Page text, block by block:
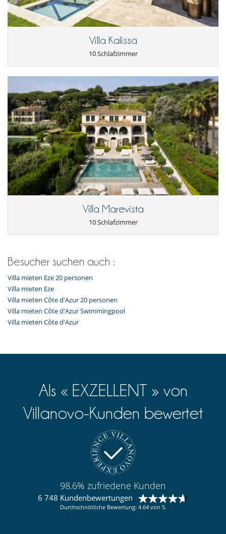
Villa Kalissa
10 Schlafzimmer
Villa Marevista
10 Schlafzimmer
Besucher suchen auch :
Villa mieten Eze 20 personen
Villa mieten Eze
Villa mieten Côte d'Azur 20 personen
Villa mieten Côte d'Azur Swimmingpool
Villa mieten Côte d'Azur
Als « EXZELLENT » von
Villanovo-Kunden bewertet
98.6% zufriedene Kunden
6 748 Kundenbewertungen
Durchschnittliche Bewertung: 4.64 von 5.